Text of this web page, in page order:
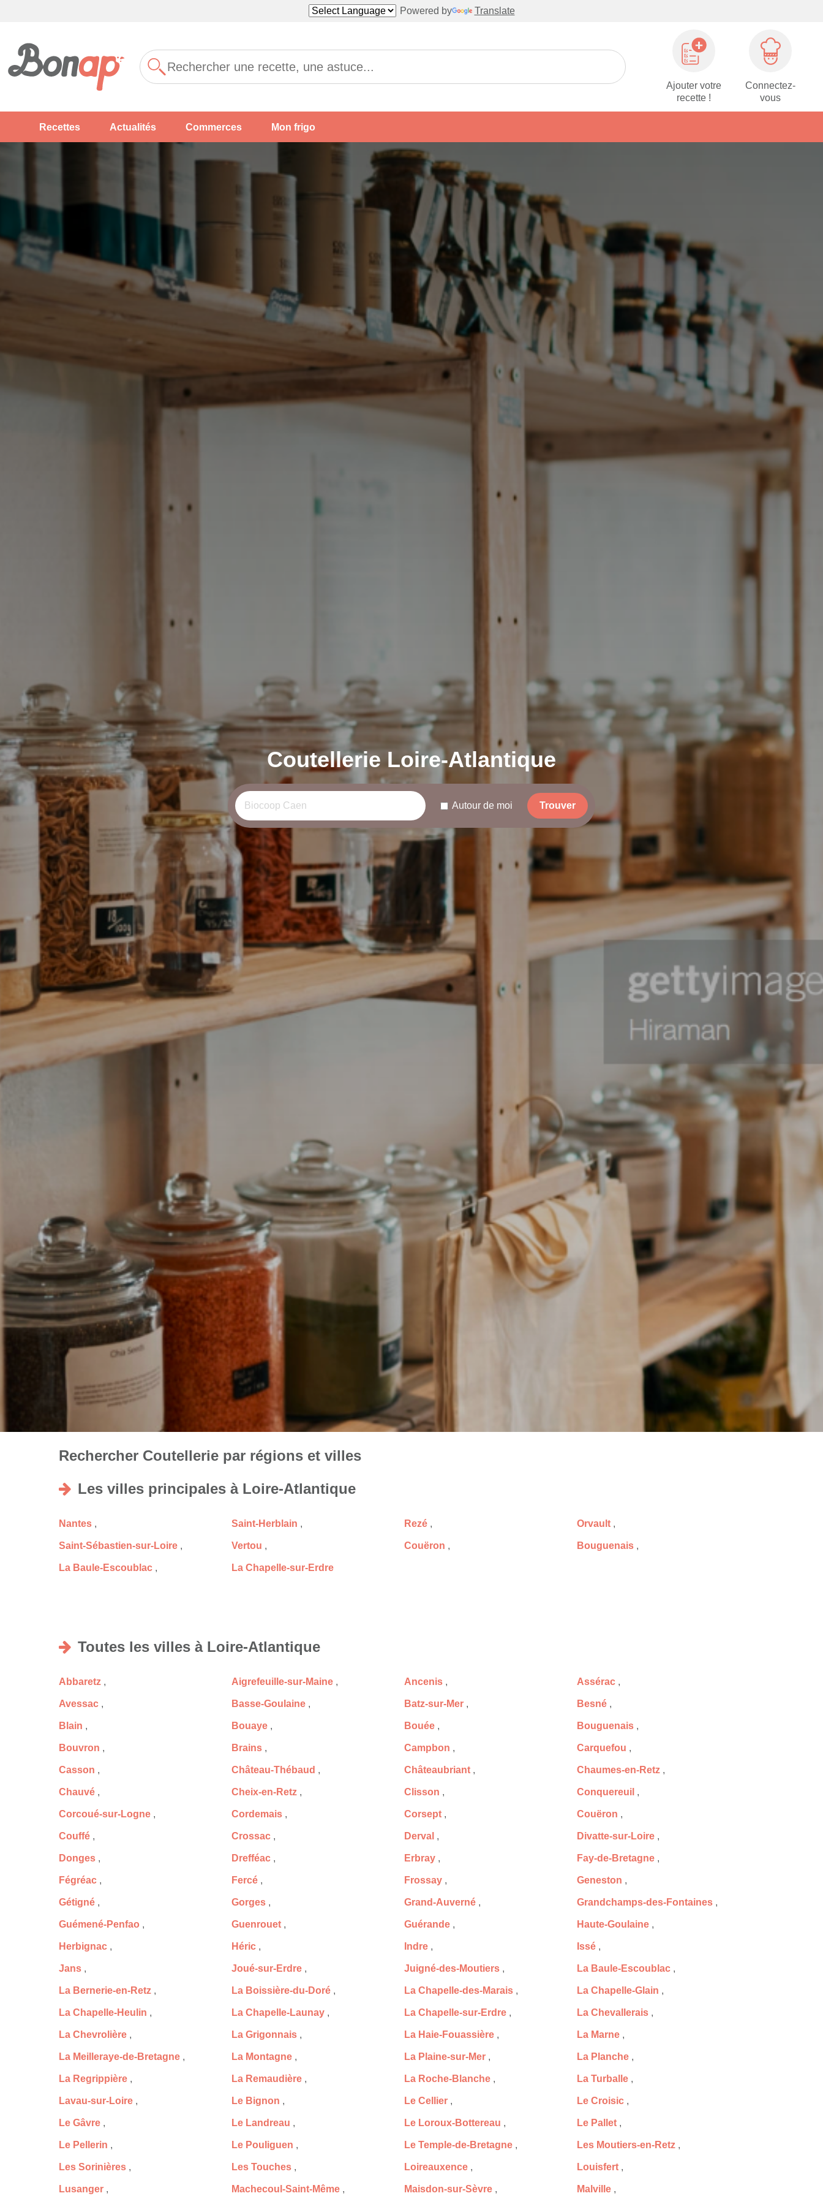
Powered by Translate
Ajouter votre
recette !
Connectez-
vous
Recettes Actualités Commerces Mon frigo
Coutellerie Loire-Atlantique
Autour de moi Trouver
Rechercher Coutellerie par régions et villes
Les villes principales à Loire-Atlantique
Nantes , Saint-Herblain , Rezé , Orvault ,
Saint-Sébastien-sur-Loire , Vertou , Couëron , Bouguenais ,
La Baule-Escoublac , La Chapelle-sur-Erdre
Toutes les villes à Loire-Atlantique
Abbaretz , Aigrefeuille-sur-Maine , Ancenis , Assérac ,
Avessac , Basse-Goulaine , Batz-sur-Mer , Besné ,
Blain , Bouaye , Bouée , Bouguenais ,
Bouvron , Brains , Campbon , Carquefou ,
Casson , Château-Thébaud , Châteaubriant , Chaumes-en-Retz ,
Chauvé , Cheix-en-Retz , Clisson , Conquereuil ,
Corcoué-sur-Logne , Cordemais , Corsept , Couëron ,
Couffé , Crossac , Derval , Divatte-sur-Loire ,
Donges , Drefféac , Erbray , Fay-de-Bretagne ,
Fégréac , Fercé , Frossay , Geneston ,
Gétigné , Gorges , Grand-Auverné , Grandchamps-des-Fontaines ,
Guémené-Penfao , Guenrouet , Guérande , Haute-Goulaine ,
Herbignac , Héric , Indre , Issé ,
Jans , Joué-sur-Erdre , Juigné-des-Moutiers , La Baule-Escoublac ,
La Bernerie-en-Retz , La Boissière-du-Doré , La Chapelle-des-Marais , La Chapelle-Glain ,
La Chapelle-Heulin , La Chapelle-Launay , La Chapelle-sur-Erdre , La Chevallerais ,
La Chevrolière , La Grigonnais , La Haie-Fouassière , La Marne ,
La Meilleraye-de-Bretagne , La Montagne , La Plaine-sur-Mer , La Planche ,
La Regrippière , La Remaudière , La Roche-Blanche , La Turballe ,
Lavau-sur-Loire , Le Bignon , Le Cellier , Le Croisic ,
Le Gâvre , Le Landreau , Le Loroux-Bottereau , Le Pallet ,
Le Pellerin , Le Pouliguen , Le Temple-de-Bretagne , Les Moutiers-en-Retz ,
Les Sorinières , Les Touches , Loireauxence , Louisfert ,
Lusanger , Machecoul-Saint-Même , Maisdon-sur-Sèvre , Malville ,